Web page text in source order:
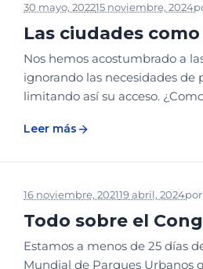
30 mayo, 202215 noviembre, 2024
Las ciudades
Nos hemos acostumbrado a
ignorando las necesidades de
limitando así su acceso.
Leer más
16 noviembre, 202119 abril, 2024por
Todo sobre el
Estamos a menos de 25 días
Mundial de Parques Urbanos